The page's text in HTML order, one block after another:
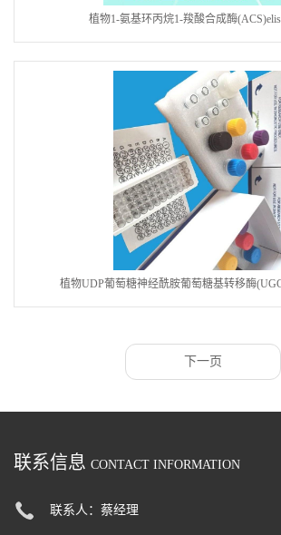
植物1-氨基环丙烷1-羧酸合成酶
植物UDP葡萄糖神经酰胺葡萄糖基转移酶
下一页
联系信息 CONTACT INFORMATION
联系人：蔡经理